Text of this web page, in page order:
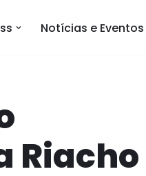
Notícias e Eventos
Riacho